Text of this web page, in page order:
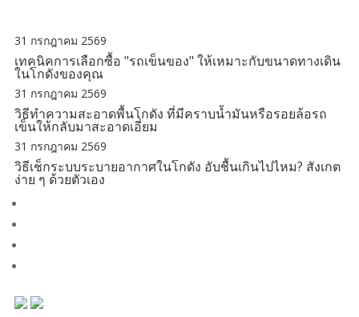
31 กรกฎาคม 2569
เทคนิคการเลือกซื้อ "รถเข็นของ" ให้เหมาะกับขนาดทางเดิน
ในโกดังของคุณ
31 กรกฎาคม 2569
วิธีทำความสะอาดพื้นโกดัง ที่มีคราบน้ำมันหรือรอยล้อรถ
เข็นให้กลับมาสะอาดเอี่ยม
31 กรกฎาคม 2569
วิธีเช็กระบบระบายอากาศในโกดัง อับชื้นเกินไปไหม? สังเกต
ง่าย ๆ ด้วยตัวเอง